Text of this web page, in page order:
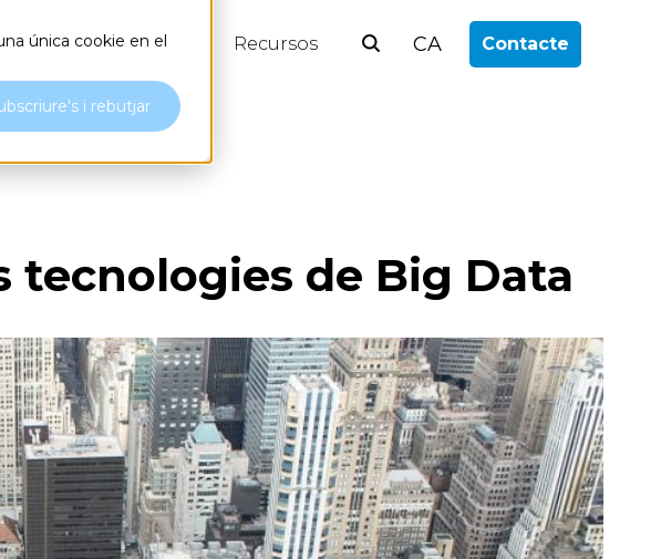
única cookie en el
i rebutjar
Nosaltres Blog Recursos CA Contacte
de Big Data